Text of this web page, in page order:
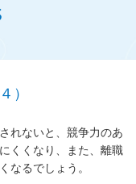
）
れないと、競争力のあ
くくなり、また、離職
なるでしょう。